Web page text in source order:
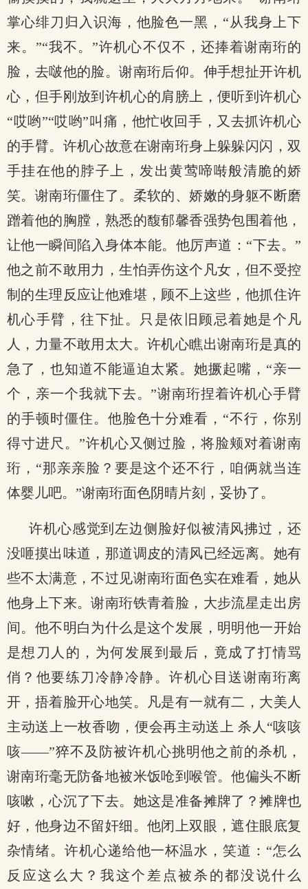
掌心绯刀归入识海，他脸色一黑，“从我身上下
来。”“我不。”许机心不仅不，还捧着谢南珩的
脸，去啵他的脸。谢南珩后仰。伸手想扯开许机
心，但手刚放到许机心的肩膀上，便听到许机心
“哎哟”“哎哟”叫痛，他忙收回手，又去抓许机心
的手臂。许机心故意在谢南珩身上躲躲闪闪，双
手挂在他的脖子上，发出黄莺啼啭般清脆的娇
笑。谢南珩僵住了。柔软的、娇嫩的身躯不断磨
蹭着他的胸膛，熟悉的馥郁馨香强势包围着他，
让他一瞬间陷入身体本能。他厉声道：“下去。”
他之前不敢用力，生怕弄伤这个凡女，但不受控
制的生理反应让他难堪，顾不上这些，他抓住许
机心手臂，往下扯。只是依旧顾忌着她是个凡
人，力量不敢用太大。许机心瞧出谢南珩是真的
急了，也知道不能逼迫太紧。她撅起嘴，“亲一
个，亲一个我就下去。”谢南珩捏着许机心手臂
的手顿时僵住。他脸色十分难看，“不行，你别
得寸进尺。”许机心又侧过脸，将脸颊对着谢南
珩，“那亲亲脸？要是这个还不行，咱俩就当连
体婴儿吧。”谢南珩面色阴晴片刻，妥协了。
许机心感觉到左边侧脸好似被清风拂过，还
没咂摸出味道，那道调皮的清风已经远离。她有
些不太满意，不过见谢南珩面色实在难看，她从
他身上下来。谢南珩铁青着脸，大步流星走出房
间。他不明白为什么是这个发展，明明他一开始
是想刀人的，为何发展到最后，竟成了打情骂
俏？他要练刀冷静冷静。许机心目送谢南珩离
开，捂着脸开心地笑。凡是有一就有二，大美人
主动送上一枚香吻，便会再主动送上 杀人“咳咳
咳——”猝不及防被许机心挑明他之前的杀机，
谢南珩毫无防备地被米饭呛到喉管。他偏头不断
咳嗽，心沉了下去。她这是准备摊牌了？摊牌也
好，他身边不留奸细。他闭上双眼，遮住眼底复
杂情绪。许机心递给他一杯温水，笑道：“怎么
反应这么大？我这个差点被杀的都没说什么